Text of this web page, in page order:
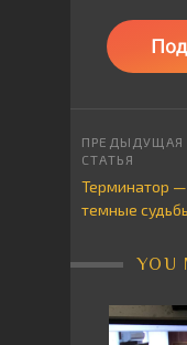
Терминатор —
темные
YOU